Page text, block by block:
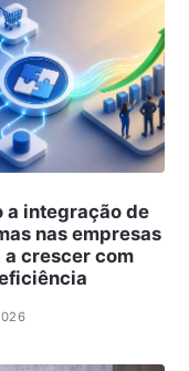
a integração de
nas empresas
a crescer com